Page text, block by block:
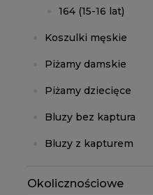
164 (15-16 lat)
Koszulki męskie
Piżamy damskie
Piżamy dziecięce
Bluzy bez kaptura
Bluzy z kapturem
Okolicznościowe